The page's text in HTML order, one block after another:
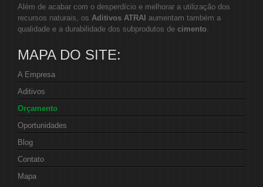
Além de acabar com o desperdício e melhorar a utilização dos
recursos naturais, os Aditivos ATRAI aumentam também a
qualidade e a durabilidade dos subprodutos de cimento.
MAPA DO SITE:
A Empresa
Aditivos
Orçamento
Oportunidades
Blog
Contato
Mapa